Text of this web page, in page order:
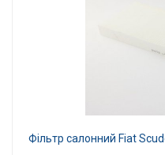
Фільтр салонний Fiat